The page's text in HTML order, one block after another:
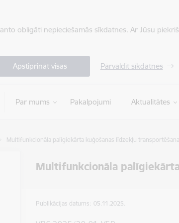
obligāti nepieciešamās sīkdatnes. Ar Jūsu
Apstiprināt visas Pārvaldīt sīkdatnes
Par mums Pakalpojumi Aktualitātes
Multifunkcionāla palīgiekārta kuģošanas līdzekļu
Multifunkcionāla
Publikācijas datums: 05.11.2025.